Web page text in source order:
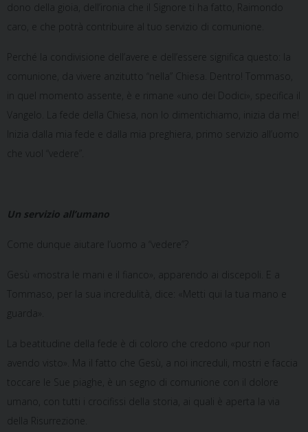
dono della gioia, dell’ironia che il Signore ti ha fatto, Raimondo
caro, e che potrà contribuire al tuo servizio di comunione.
Perché la condivisione dell’avere e dell’essere significa questo: la
comunione, da vivere anzitutto “nella” Chiesa. Dentro! Tommaso,
in quel momento assente, è e rimane «uno dei Dodici», specifica il
Vangelo. La fede della Chiesa, non lo dimentichiamo, inizia da me!
Inizia dalla mia fede e dalla mia preghiera, primo servizio all’uomo
che vuol “vedere”.
Un servizio all’umano
Come dunque aiutare l’uomo a “vedere”?
Gesù «mostra le mani e il fianco», apparendo ai discepoli. E a
Tommaso, per la sua incredulità, dice: «Metti qui la tua mano e
guarda».
La beatitudine della fede è di coloro che credono «pur non
avendo visto». Ma il fatto che Gesù, a noi increduli, mostri e faccia
toccare le Sue piaghe, è un segno di comunione con il dolore
umano, con tutti i crocifissi della storia, ai quali è aperta la via
della Risurrezione.